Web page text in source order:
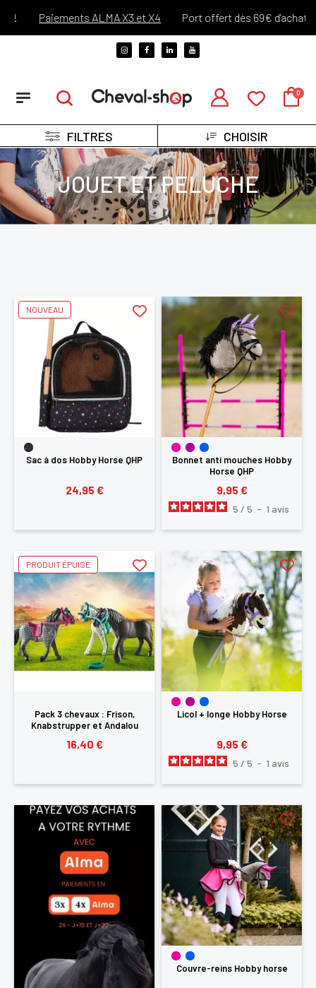
Paiements ALMA X3 et X4 Port offert dès 69€ d'achats !*
FILTRES CHOISIR
JOUET ET PELUCHE
Sac à dos Hobby Horse QHP
24,95 €
NOUVEAU
Bonnet anti mouches Hobby
Horse QHP
9,95 €
5 / 5 - 1 avis
Pack 3 chevaux : Frison,
Knabstrupper et Andalou
16,40 €
PRODUIT ÉPUISÉ
Licol + longe Hobby Horse
9,95 €
5 / 5 - 1 avis
Couvre-reins Hobby horse